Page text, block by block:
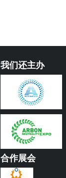
我们还主办
合作展会